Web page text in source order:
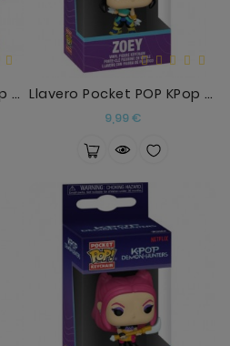
Llavero Pocket POP KPop Demon Hunters Surtido Llavero Pocket POP KPop Demon Hunters Zoey
9,99 €Precio